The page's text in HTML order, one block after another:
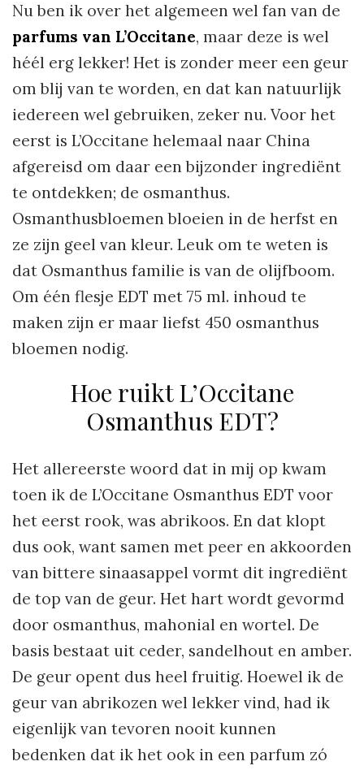
Nu ben ik over het algemeen wel fan van de
parfums van L’Occitane, maar deze is wel
héél erg lekker! Het is zonder meer een geur
om blij van te worden, en dat kan natuurlijk
iedereen wel gebruiken, zeker nu. Voor het
eerst is L’Occitane helemaal naar China
afgereisd om daar een bijzonder ingrediënt
te ontdekken; de osmanthus.
Osmanthusbloemen bloeien in de herfst en
ze zijn geel van kleur. Leuk om te weten is
dat Osmanthus familie is van de olijfboom.
Om één flesje EDT met 75 ml. inhoud te
maken zijn er maar liefst 450 osmanthus
bloemen nodig.
Hoe ruikt L’Occitane
Osmanthus EDT?
Het allereerste woord dat in mij op kwam
toen ik de L’Occitane Osmanthus EDT voor
het eerst rook, was abrikoos. En dat klopt
dus ook, want samen met peer en akkoorden
van bittere sinaasappel vormt dit ingrediënt
de top van de geur. Het hart wordt gevormd
door osmanthus, mahonial en wortel. De
basis bestaat uit ceder, sandelhout en amber.
De geur opent dus heel fruitig. Hoewel ik de
geur van abrikozen wel lekker vind, had ik
eigenlijk van tevoren nooit kunnen
bedenken dat ik het ook in een parfum zó